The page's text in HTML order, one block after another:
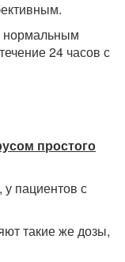
нормальным
24 часов с
простого
пациентов с
такие же дозы,